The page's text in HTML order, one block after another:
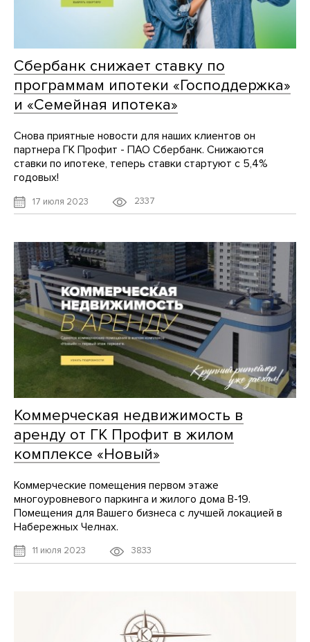
Сбербанк снижает ставку по
программам ипотеки «Господдержка»
и «Семейная ипотека»
Снова приятные новости для наших клиентов он
партнера ГК Профит - ПАО Сбербанк. Снижаются
ставки по ипотеке, теперь ставки стартуют с 5,4%
годовых!
17 июля 2023 2337
Коммерческая недвижимость в
аренду от ГК Профит в жилом
комплексе «Новый»
Коммерческие помещения первом этаже
многоуровневого паркинга и жилого дома В-19.
Помещения для Вашего бизнеса с лучшей локацией в
Набережных Челнах.
11 июля 2023 3833